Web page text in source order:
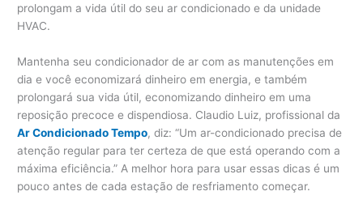
prolongam a vida útil do seu ar condicionado e da unidade
HVAC.
Mantenha seu condicionador de ar com as manutenções em
dia e você economizará dinheiro em energia, e também
prolongará sua vida útil, economizando dinheiro em uma
reposição precoce e dispendiosa. Claudio Luiz, profissional da
Ar Condicionado Tempo, diz: “Um ar-condicionado precisa de
atenção regular para ter certeza de que está operando com a
máxima eficiência.” A melhor hora para usar essas dicas é um
pouco antes de cada estação de resfriamento começar.